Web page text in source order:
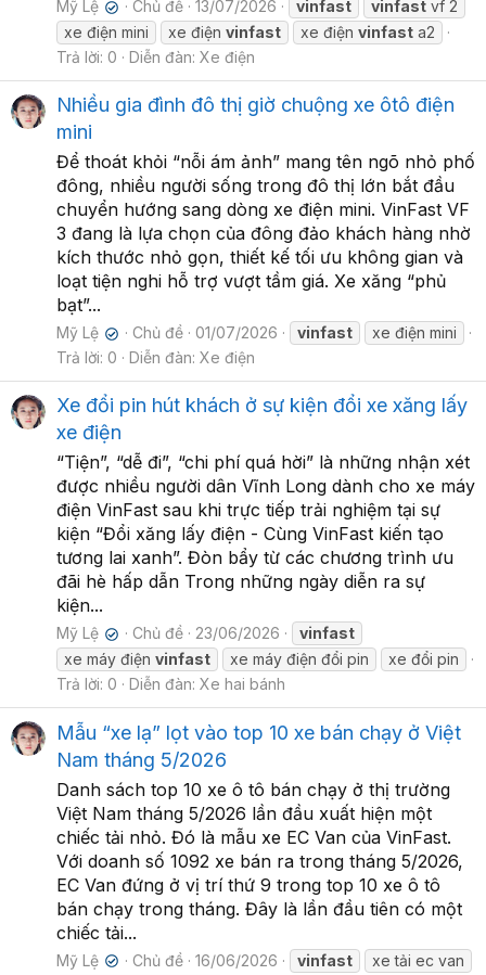
Mỹ Lệ ✔ Chủ đề 13/07/2026 vinfast vinfast vf 2
xe điện mini
xe điện vinfast xe điện vinfast a2
Trả lời: 0
Diễn đàn: Xe điện
Nhiều gia đình đô thị giờ chuộng xe ôtô điện
mini
Để thoát khỏi “nỗi ám ảnh” mang tên ngõ nhỏ phố
đông, nhiều người sống trong đô thị lớn bắt đầu
chuyển hướng sang dòng xe điện mini. VinFast VF
3 đang là lựa chọn của đông đảo khách hàng nhờ
kích thước nhỏ gọn, thiết kế tối ưu không gian và
loạt tiện nghi hỗ trợ vượt tầm giá. Xe xăng “phủ
bạt”...
Mỹ Lệ ✔ Chủ đề 01/07/2026 vinfast
xe điện mini
Trả lời: 0
Diễn đàn: Xe điện
Xe đổi pin hút khách ở sự kiện đổi xe xăng lấy
xe điện
“Tiện”, “dễ đi”, “chi phí quá hời” là những nhận xét
được nhiều người dân Vĩnh Long dành cho xe máy
điện VinFast sau khi trực tiếp trải nghiệm tại sự
kiện “Đổi xăng lấy điện - Cùng VinFast kiến tạo
tương lai xanh”. Đòn bẩy từ các chương trình ưu
đãi hè hấp dẫn Trong những ngày diễn ra sự
kiện...
Mỹ Lệ ✔ Chủ đề 23/06/2026
vinfast
xe máy điện vinfast xe máy điện đổi pin
xe đổi pin
Trả lời: 0
Diễn đàn: Xe hai bánh
Mẫu “xe lạ” lọt vào top 10 xe bán chạy ở Việt
Nam tháng 5/2026
Danh sách top 10 xe ô tô bán chạy ở thị trường
Việt Nam tháng 5/2026 lần đầu xuất hiện một
chiếc tải nhỏ. Đó là mẫu xe EC Van của VinFast.
Với doanh số 1092 xe bán ra trong tháng 5/2026,
EC Van đứng ở vị trí thứ 9 trong top 10 xe ô tô
bán chạy trong tháng. Đây là lần đầu tiên có một
chiếc tải...
Mỹ Lệ ✔ Chủ đề 16/06/2026 vinfast
xe tải ec van